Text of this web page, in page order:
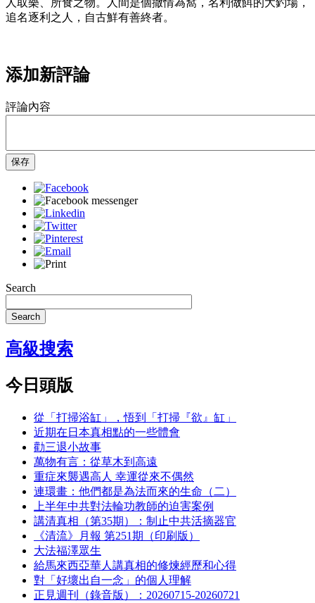
追名逐利之人，自古鮮有善終者。
添加新評論
評論內容
保存
Search
Search
高級搜索
今日頭版
從「打掃浴缸」，悟到「打掃『欲』缸」
近期在日本真相點的一些體會
勸三退小故事
萬物有言：從草木到高遠
重症來襲遇高人 幸運從來不偶然
連環畫：他們都是為法而來的生命（二）
上半年中共對法輪功教師的迫害案例
講清真相（第35期）：制止中共活摘器官
《清流》月報 第251期（印刷版）
大法福澤眾生
給馬來西亞華人講真相的修煉經歷和心得
對「好壞出自一念」的個人理解
正見週刊（錄音版）：20260715-20260721